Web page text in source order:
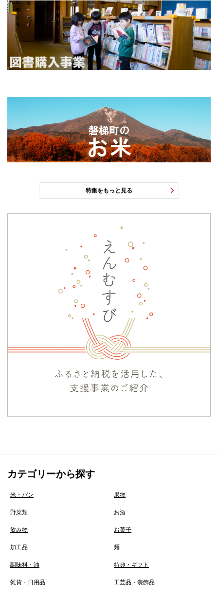
特集をもっと見る
カテゴリーから探す
米・パン 果物
野菜類 お酒
飲み物 お菓子
加工品 麺
調味料・油 特典・ギフト
雑貨・日用品 工芸品・装飾品